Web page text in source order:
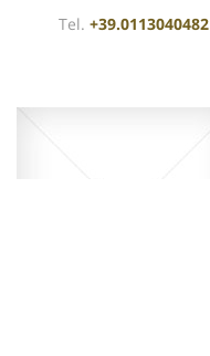
Tel. +39.0113040482